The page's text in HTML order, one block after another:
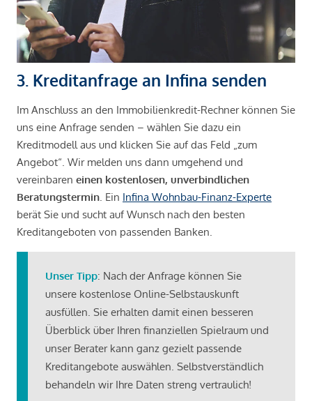
3. Kreditanfrage an Infina senden
Im Anschluss an den Immobilienkredit-Rechner können Sie
uns eine Anfrage senden – wählen Sie dazu ein
Kreditmodell aus und klicken Sie auf das Feld „zum
Angebot“. Wir melden uns dann umgehend und
vereinbaren einen kostenlosen, unverbindlichen
Beratungstermin . Ein Infina Wohnbau-Finanz-Experte
berät Sie und sucht auf Wunsch nach den besten
Kreditangeboten von passenden Banken.
Unser Tipp: Nach der Anfrage können Sie
unsere kostenlose Online-Selbstauskunft
ausfüllen. Sie erhalten damit einen besseren
Überblick über Ihren finanziellen Spielraum und
unser Berater kann ganz gezielt passende
Kreditangebote auswählen. Selbstverständlich
behandeln wir Ihre Daten streng vertraulich!